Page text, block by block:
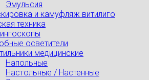
Эмульсия
и камуфляж витилиго
техника
осветители
медицинские
Напольные
Настольные / Настенные